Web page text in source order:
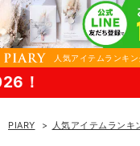
人気アイテムランキ
Y(ピアリー)
PIARY 人気アイテムランキ